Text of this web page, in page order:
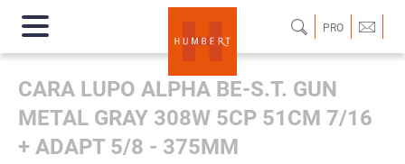
PRO
CARA LUPO ALPHA BE-S.T. GUN
METAL GRAY 308W 5CP 51CM 7/16
+ ADAPT 5/8 - 375MM